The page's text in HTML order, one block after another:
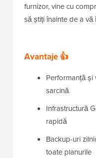
furnizor, vine cu
să știți înainte de a vă
Avantaje 👍
Performanță și
sarcină
Infrastructură
rapidă
Backup-uri
toate planurile